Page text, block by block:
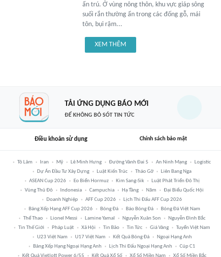
ẩn trú. Ở vùng nông thôn, khu vực giáp sông
suối rắn thường ẩn trong các đống gỗ, mái
tôn, bụi rậm...
XEM THÊM
TẢI ỨNG DỤNG BÁO MỚI
ĐỂ KHÔNG BỎ SÓT TIN TỨC
Điều khoản sử dụng Chính sách bảo mật
Tô Lâm Iran Mỹ Lê Minh Hưng Đường Vành Đai 5 An Ninh Mạng
Logistic
Dự Án Đầu Tư Xây Dựng
Luật Kiến Trúc Tháo Gỡ
Liên Bang Nga
ASEAN Cup 2026
Eo Biển Hormuz Kim Sang-Sik
Luật Phát Triển Đô Thị
Vùng Thủ Đô
Indonesia Campuchia Hạ Tầng Năm
Đại Biểu Quốc Hội
Doanh Nghiệp
AFF Cup 2026
Lịch Thi Đấu AFF Cup 2026
Bảng Xếp Hạng AFF Cup 2026
Bóng Đá Báo Bóng Đá
Bóng Đá Việt Nam
Thể Thao
Lionel Messi Lamine Yamal Nguyễn Xuân Son
Nguyễn Đình Bắc
Tin Thế Giới
Pháp Luật Xã Hội Tin Bão Tin Tức Giá Vàng
Tuyển Việt Nam
U23 Việt Nam
U17 Việt Nam Kết Quả Bóng Đá
Ngoại Hạng Anh
Bảng Xếp Hạng Ngoại Hạng Anh
Lịch Thi Đấu Ngoại Hạng Anh
Cúp C1
Kết Quả Vietlott Power 6/55
Kết Quả Xổ Số Xổ Số Miền Nam Xổ Số Miền Bắc